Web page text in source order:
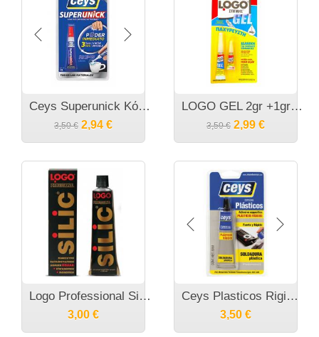
Ceys Superunick Κόλλα στιγμής Gel 3gr
3,50 € 2,94 €
LOGO GEL 2gr +1gr παχύρευστη κυανοκρυλική κόλλα στιγμής
3,50 € 2,99 €
Logo Professional Silic Σφραγιστική Σιλικόνη Διάφανη 85ml
3,00 €
Ceys Plasticos Rigidos Κόλλα σκληρών πλαστικών
3,50 €